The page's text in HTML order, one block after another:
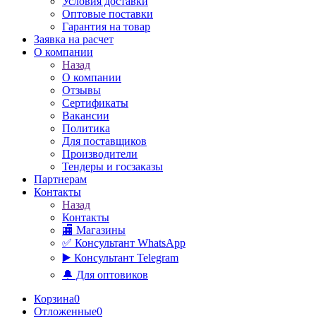
Оптовые поставки
Гарантия на товар
Заявка на расчет
О компании
Назад
О компании
Отзывы
Сертификаты
Вакансии
Политика
Для поставщиков
Производители
Тендеры и госзаказы
Партнерам
Контакты
Назад
Контакты
🏬 Магазины
✅️ Консультант WhatsApp
▶️ Консультант Telegram
🔔 Для оптовиков
Корзина0
Отложенные0